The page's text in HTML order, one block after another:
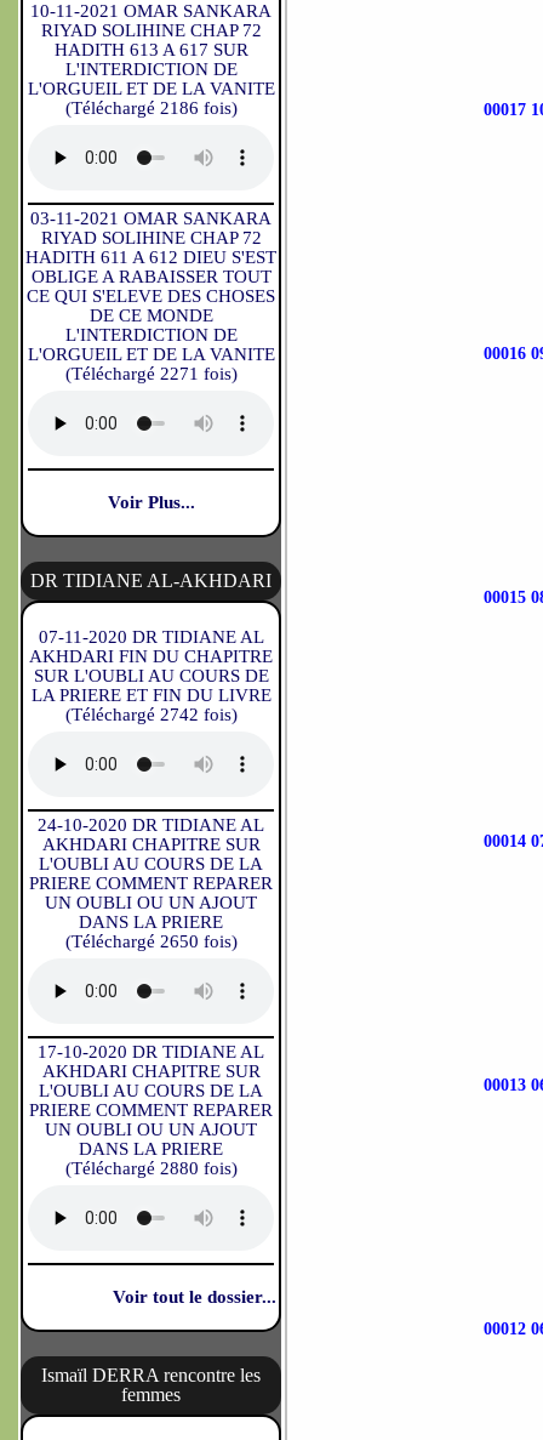
10-11-2021 OMAR SANKARA
RIYAD SOLIHINE CHAP 72
HADITH 613 A 617 SUR
L'INTERDICTION DE
L'ORGUEIL ET DE LA VANITE
(Téléchargé 2186 fois)
03-11-2021 OMAR SANKARA
RIYAD SOLIHINE CHAP 72
HADITH 611 A 612 DIEU S'EST
OBLIGE A RABAISSER TOUT
CE QUI S'ELEVE DES CHOSES
DE CE MONDE
L'INTERDICTION DE
L'ORGUEIL ET DE LA VANITE
(Téléchargé 2271 fois)
Voir Plus...
DR TIDIANE AL-AKHDARI
07-11-2020 DR TIDIANE AL
AKHDARI FIN DU CHAPITRE
SUR L'OUBLI AU COURS DE
LA PRIERE ET FIN DU LIVRE
(Téléchargé 2742 fois)
24-10-2020 DR TIDIANE AL
AKHDARI CHAPITRE SUR
L'OUBLI AU COURS DE LA
PRIERE COMMENT REPARER
UN OUBLI OU UN AJOUT
DANS LA PRIERE
(Téléchargé 2650 fois)
17-10-2020 DR TIDIANE AL
AKHDARI CHAPITRE SUR
L'OUBLI AU COURS DE LA
PRIERE COMMENT REPARER
UN OUBLI OU UN AJOUT
DANS LA PRIERE
(Téléchargé 2880 fois)
Voir tout le dossier...
Ismaïl DERRA rencontre les
femmes
00017
00016
00015
00014
00013
00012